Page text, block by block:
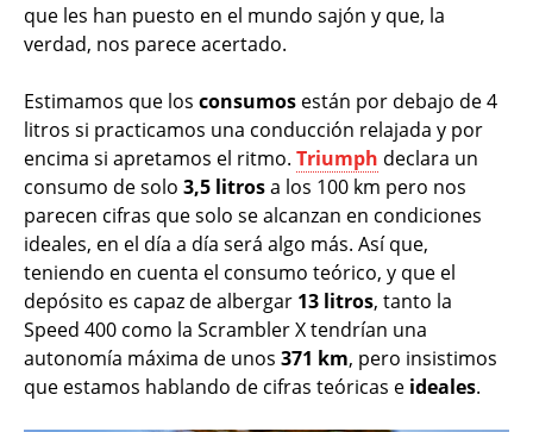
que les han puesto en el mundo sajón y que, la
verdad, nos parece acertado.
Estimamos que los consumos están por debajo de 4
litros si practicamos una conducción relajada y por
encima si apretamos el ritmo. Triumph declara un
consumo de solo 3,5 litrosa los 100 km pero nos
parecen cifras que solo se alcanzan en condiciones
ideales, en el día a día será algo más. Así que,
teniendo en cuenta el consumo teórico, y que el
depósito es capaz de albergar 13 litros, tanto la
Speed 400 como la Scrambler X tendrían una
autonomía máxima de unos 371 km, pero insistimos
que estamos hablando de cifras teóricas e ideales.